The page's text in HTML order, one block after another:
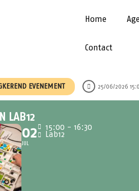
Home
Contact
EVENEMENT 25/06/2026
LAB12
02
JUL
15:00 - 16:30
Lab12